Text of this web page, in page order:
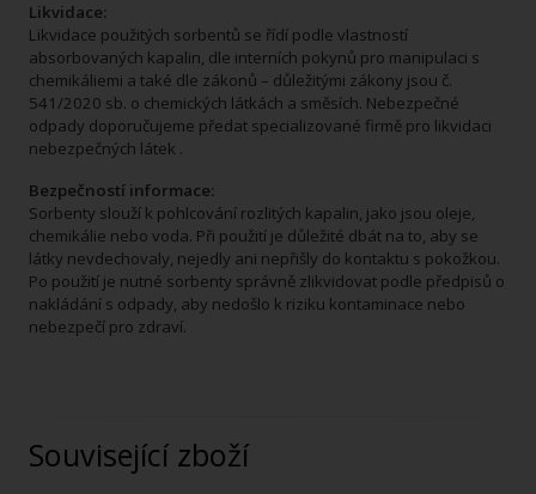
Likvidace:
Likvidace použitých sorbentů se řídí podle vlastností
absorbovaných kapalin, dle interních pokynů pro manipulaci s
chemikáliemi a také dle zákonů – důležitými zákony jsou č.
541/2020 sb. o chemických látkách a směsích. Nebezpečné
odpady doporučujeme předat specializované firmě pro likvidaci
nebezpečných látek .
Bezpečností informace:
Sorbenty slouží k pohlcování rozlitých kapalin, jako jsou oleje,
chemikálie nebo voda. Při použití je důležité dbát na to, aby se
látky nevdechovaly, nejedly ani nepřišly do kontaktu s pokožkou.
Po použití je nutné sorbenty správně zlikvidovat podle předpisů o
nakládání s odpady, aby nedošlo k riziku kontaminace nebo
nebezpečí pro zdraví.
Související zboží